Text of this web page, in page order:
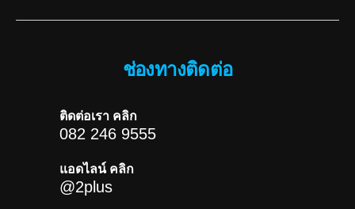
ช่องทางติดต่อ
ติดต่อเรา คลิก
082 246 9555
แอดไลน์ คลิก
@2plus